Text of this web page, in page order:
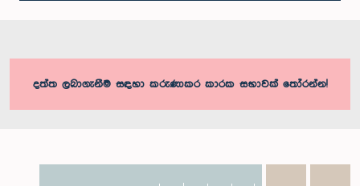
දත්ත ලබාගැනීම සඳහා කරුණාකර කාරක සභාවක් තෝරන්න!